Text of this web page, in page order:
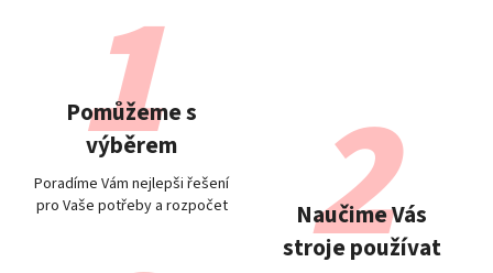
Pomůžeme s
výběrem
Poradíme Vám nejlepši řešení
pro Vaše potřeby a rozpočet
Naučime Vás
stroje používat